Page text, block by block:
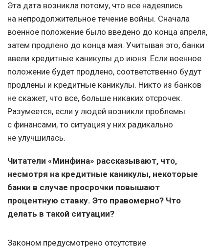
Эта дата возникла потому, что все надеялись
на непродолжительное течение войны. Сначала
военное положение было введено до конца апреля,
затем продлено до конца мая. Учитывая это, банки
ввели кредитные каникулы до июня. Если военное
положение будет продлено, соответственно будут
продлены и кредитные каникулы. Никто из банков
не скажет, что все, больше никаких отсрочек.
Разумеется, если у людей возникли проблемы
с финансами, то ситуация у них радикально
не улучшилась.
Читатели «Минфина» рассказывают, что,
несмотря на кредитные каникулы, некоторые
банки в случае просрочки повышают
процентную ставку. Это правомерно? Что
делать в такой ситуации?
Законом предусмотрено отсутствие